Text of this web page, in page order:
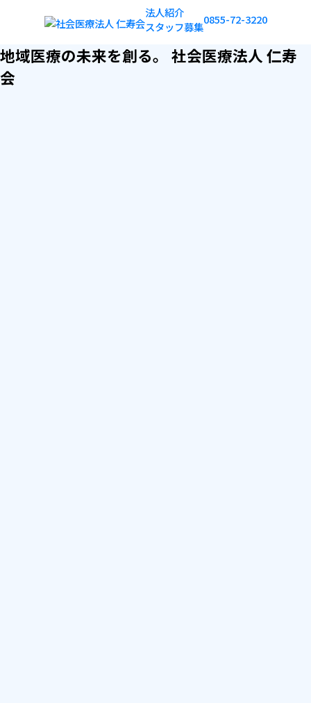
法人紹介
スタッフ募集0855-72-3220
地域医療の未来を創る。
社会医療法人 仁寿
会